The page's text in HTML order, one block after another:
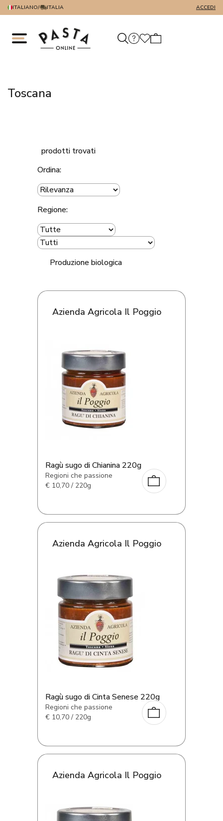
ITALIANO/ ITALIA ACCEDI
Toscana
prodotti trovati
Ordina:
Regione:
Produzione biologica
Azienda Agricola Il Poggio
Ragù sugo di Chianina 220g
Regioni che passione
€ 10,70 / 220g
Azienda Agricola Il Poggio
Ragù sugo di Cinta Senese 220g
Regioni che passione
€ 10,70 / 220g
Azienda Agricola Il Poggio